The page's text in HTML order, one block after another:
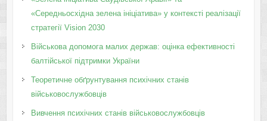
«Середньосхідна зелена ініціатива» у контексті реалізації
стратегії Vision 2030
Військова допомога малих держав: оцінка ефективності
балтійської підтримки України
Теоретичне обґрунтування психічних станів
військовослужбовців
Вивчення психічних станів військовослужбовців